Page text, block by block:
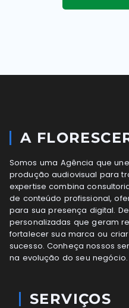
A
Somos uma Agência que
produção audiovisual para
expertise combina
de conteúdo profissional,
para sua presença digital.
personalizadas que geram
fortalecer sua marca ou
sucesso. Conheça nossos
na evolução do seu negócio.
SERVIÇOS